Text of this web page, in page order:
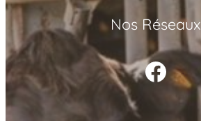
Nos Réseaux
Facebook